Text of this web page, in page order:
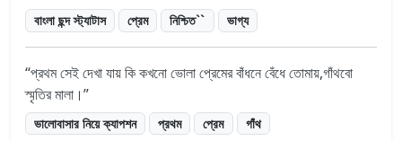
বাংলা ছন্দ স্ট্যাটাস প্রেম নিশ্চিত`` ভাগ্য
প্রথম সেই দেখা যায় কি কখনো ভোলা প্রেমের বাঁধনে বেঁধে তোমায়,গাঁথবো
স্মৃতির মালা।
ভালোবাসার নিয়ে ক্যাপশন প্রথম প্রেম গাঁথ